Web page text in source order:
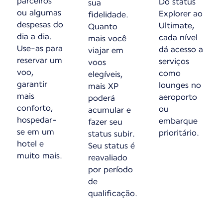
ou algumas
despesas do
dia a dia.
Use-as para
reservar um
voo,
garantir
mais
conforto,
hospedar-
se em um
hotel e
muito mais.
sua
fidelidade.
Quanto
mais você
viajar em
voos
elegíveis,
mais XP
poderá
acumular e
fazer seu
status subir.
Seu status é
reavaliado
por período
de
qualificação.
Explorer ao
Ultimate,
cada nível
dá acesso a
serviços
como
lounges no
aeroporto
ou
embarque
prioritário.